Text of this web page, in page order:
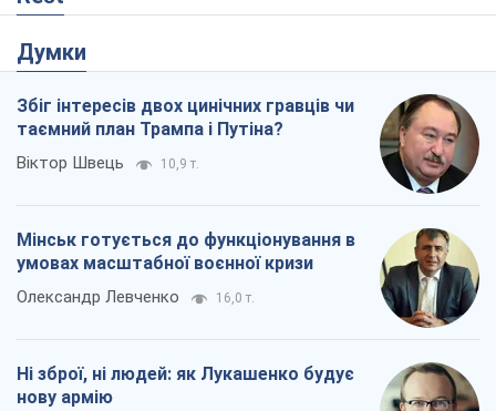
Думки
Збіг інтересів двох цинічних гравців чи
таємний план Трампа і Путіна?
Віктор Швець 10,9 т.
Мінськ готується до функціонування в
умовах масштабної воєнної кризи
Олександр Левченко 16,0 т.
Ні зброї, ні людей: як Лукашенко будує
нову армію